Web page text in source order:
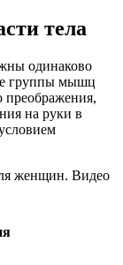
тела
одинаково
группы мышц
преображения,
на руки в